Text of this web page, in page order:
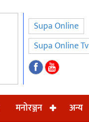
Supa Online
Supa Online Tv
मनोरञ्जन अन्य